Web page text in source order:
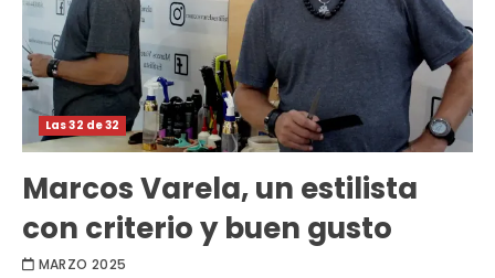
Las 32 de 32
Marcos Varela, un estilista
con criterio y buen gusto
MARZO 2025